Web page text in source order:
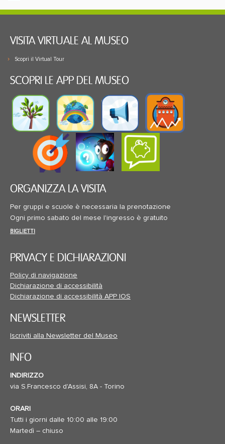
VISITA VIRTUALE AL MUSEO
Scopri il Virtual Tour
SCOPRI LE APP DEL MUSEO
ORGANIZZA LA VISITA
Per gruppi e scuole è necessaria la prenotazione
Ogni primo sabato del mese l'ingresso è gratuito
BIGLIETTI
PRIVACY E DICHIARAZIONI
Policy di navigazione
Dichiarazione di accessibilità
Dichiarazione di accessibilità APP IOS
NEWSLETTER
Iscriviti alla Newsletter del Museo
INFO
INDIRIZZO
via S.Francesco d'Assisi, 8A - Torino
ORARI
Tutti i giorni dalle 10:00 alle 19:00
Martedì – chiuso